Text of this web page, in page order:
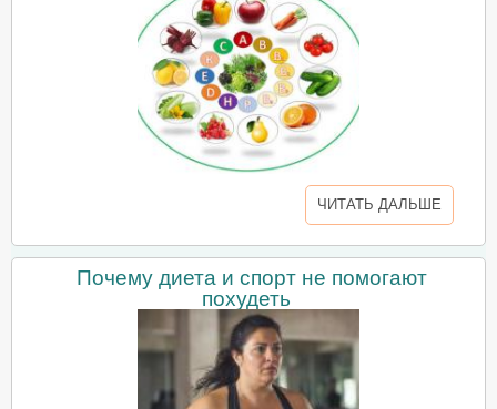
ЧИТАТЬ ДАЛЬШЕ
Почему диета и спорт не помогают
похудеть